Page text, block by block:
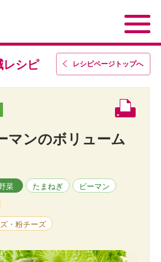
レシピページトップへ
レシピ
マンのボリューム
菜 たまねぎ ピーマン
・粉チーズ